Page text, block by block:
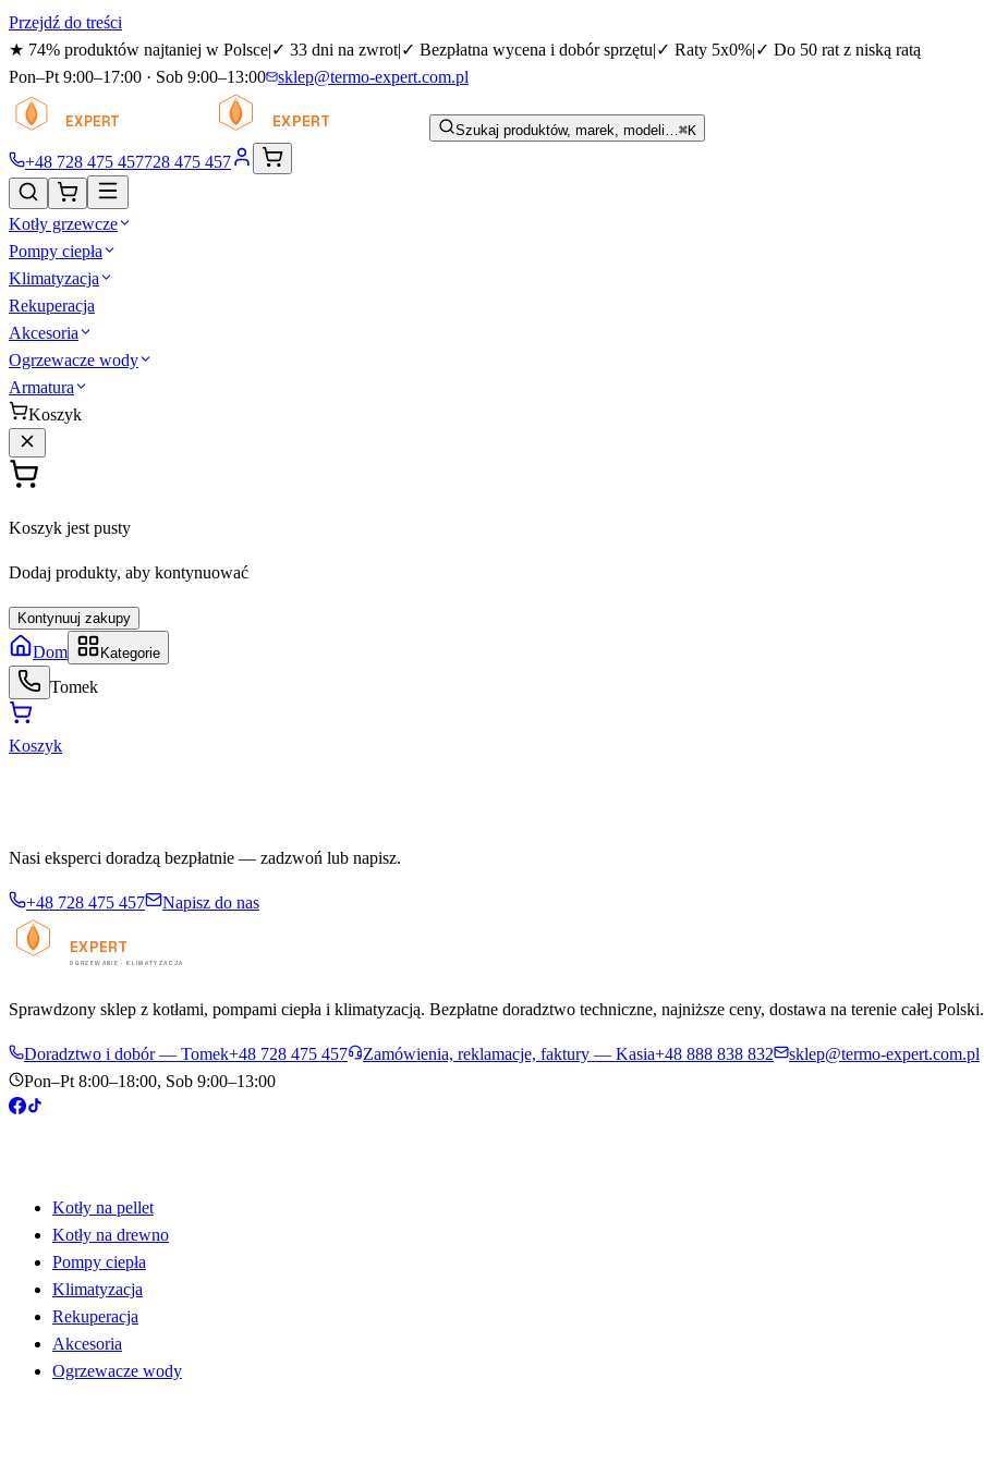
Przejdź do treści
★ 74% produktów najtaniej w Polsce|✓ 33 dni na zwrot|✓ Bezpłatna wycena i dobór sprzętu|✓ Raty 5x0%|✓ Do 50 rat z niską ratą
Pon–Pt 9:00–17:00 · Sob 9:00–13:00
sklep@termo-expert.com.pl
EXPERT EXPERT Szukaj produktów, marek, modeli…⌘K
+48 728 475 457728 475 457
Kotły grzewcze
Pompy ciepła
Klimatyzacja
Rekuperacja
Akcesoria
Ogrzewacze wody
Armatura
Koszyk
Koszyk jest pusty
Dodaj produkty, aby kontynuować
Kontynuuj zakupy
Dom Kategorie
Tomek
Koszyk
Nasi eksperci doradzą bezpłatnie — zadzwoń lub napisz.
+48 728 475 457 Napisz do nas
EXPERT
OGRZEWANIE · KLIMATYZACJA
Sprawdzony sklep z kotłami, pompami ciepła i klimatyzacją. Bezpłatne doradztwo techniczne, najniższe ceny, dostawa na terenie całej Polski.
Doradztwo i dobór — Tomek+48 728 475 457 Zamówienia, reklamacje, faktury — Kasia+48 888 838 832
sklep@termo-expert.com.pl
Pon–Pt 8:00–18:00, Sob 9:00–13:00
Kotły na pellet
Kotły na drewno
Pompy ciepła
Klimatyzacja
Rekuperacja
Akcesoria
Ogrzewacze wody